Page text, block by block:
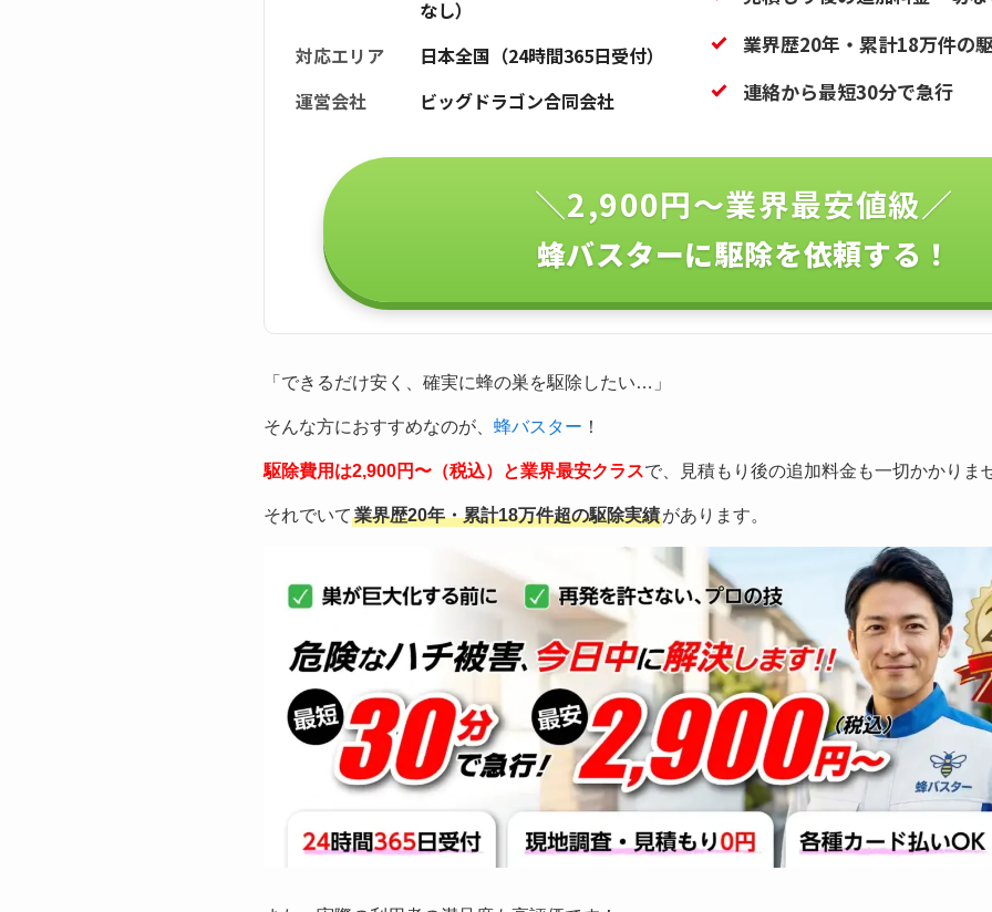
なし）
対応エリア
日本全国（24時間365日受付）
運営会社
ビッグドラゴン合同会社
業界歴20年・累計18万件の
連絡から最短30分で急行
＼2,900円〜業界最安値級／
蜂バスターに駆除を依頼する！
「できるだけ安く、確実に蜂の巣を駆除したい…」
そんな方におすすめなのが、 蜂バスター ！
駆除費用は2,900円〜（税込）と業界最安クラスで、見積もり後の追加料金も一切かかりま
それでいて 業界歴20年・累計18万件超の駆除実績があります。